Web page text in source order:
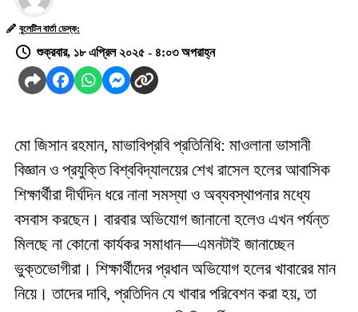
বুলেটিন বার্তা ডেস্ক:
শুক্রবার, ১৮ এপ্রিল ২০২৫ - ৪:০৩ অপরাহ্ন
মো জিসান রহমান, মাভাবিপ্রবি প্রতিনিধি: মাওলানা ভাসানী
বিজ্ঞান ও প্রযুক্তি বিশ্ববিদ্যালয়ের শেখ রাসেল হলের আবাসিক
শিক্ষার্থীরা দীর্ঘদিন ধরে নানা সমস্যা ও অব্যবস্থাপনার মধ্যে
বসবাস করছেন। বারবার অভিযোগ জানানো হলেও এখন পর্যন্ত
মিলছে না কোনো কার্যকর সমাধান—এমনটাই জানাচ্ছেন
ভুক্তভোগীরা। শিক্ষার্থীদের প্রধান অভিযোগ হলের খাবারের মান
নিয়ে। তাদের দাবি, প্রতিদিন যে খাবার পরিবেশন করা হয়, তা